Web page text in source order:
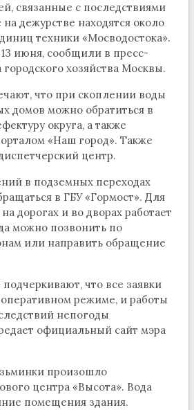
связанные с последствиями
дежурстве находятся около
техники «Мосводостока».
13 июня, сообщили в пресс-
хозяйства Москвы.
что при скоплении воды
домов можно обратиться в
округа, а также
«Наш город». Также
центр.
в подземных переходах
в ГБУ «Гормост». Для
дорогах и во дворах работает
можно позвонить по
или направить обращение
что все заявки
режиме, и работы
непогоды
официальный сайт мэра
произошло
центра «Высота». Вода
помещения здания.